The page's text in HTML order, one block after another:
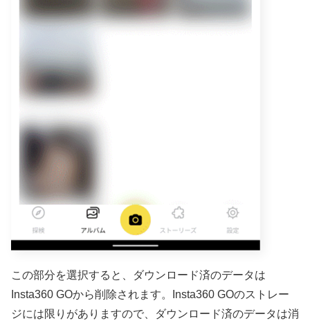
この部分を選択すると、ダウンロード済のデータは
Insta360 GOから削除されます。Insta360 GOのストレー
ジには限りがありますので、ダウンロード済のデータは消